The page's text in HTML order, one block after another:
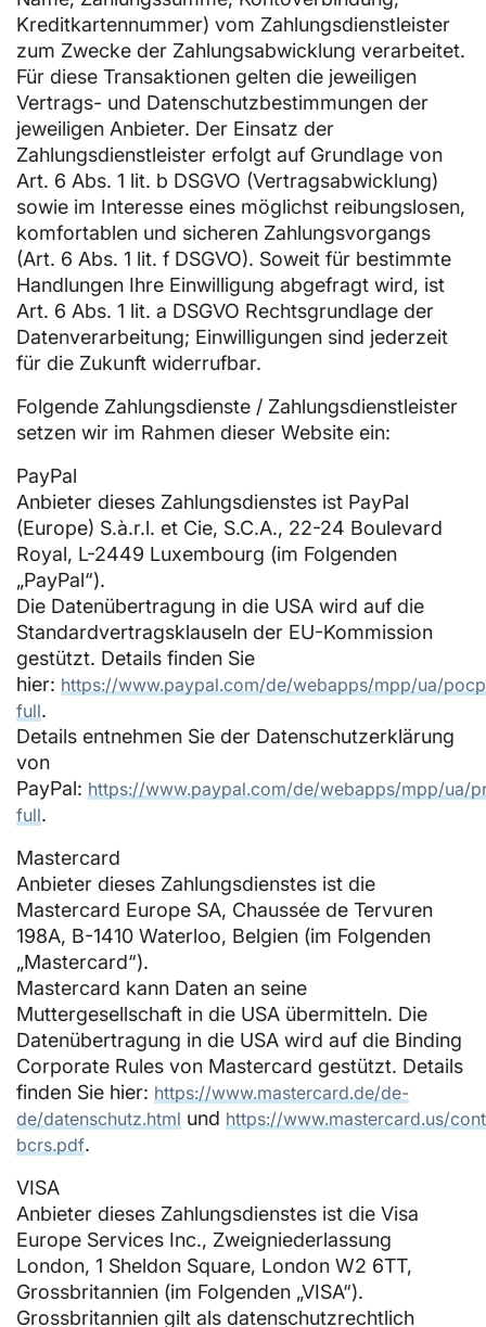
Kreditkartennummer) vom Zahlungsdienstleister
zum Zwecke der Zahlungsabwicklung verarbeitet.
Für diese Transaktionen gelten die jeweiligen
Vertrags- und Datenschutzbestimmungen der
jeweiligen Anbieter. Der Einsatz der
Zahlungsdienstleister erfolgt auf Grundlage von
Art. 6 Abs. 1 lit. b DSGVO (Vertragsabwicklung)
sowie im Interesse eines möglichst reibungslosen,
komfortablen und sicheren Zahlungsvorgangs
(Art. 6 Abs. 1 lit. f DSGVO). Soweit für bestimmte
Handlungen Ihre Einwilligung abgefragt wird, ist
Art. 6 Abs. 1 lit. a DSGVO Rechtsgrundlage der
Datenverarbeitung; Einwilligungen sind jederzeit
für die Zukunft widerrufbar.
Folgende Zahlungsdienste / Zahlungsdienstleister
setzen wir im Rahmen dieser Website ein:
PayPal
Anbieter dieses Zahlungsdienstes ist PayPal
(Europe) S.à.r.l. et Cie, S.C.A., 22-24 Boulevard
Royal, L-2449 Luxembourg (im Folgenden
„PayPal“).
Die Datenübertragung in die USA wird auf die
Standardvertragsklauseln der EU-Kommission
gestützt. Details finden Sie
hier: https://www.paypal.com/de/webapps/mpp/ua/
full.
Details entnehmen Sie der Datenschutzerklärung
von
PayPal: https://www.paypal.com/de/webapps/mpp/ua/
full.
Mastercard
Anbieter dieses Zahlungsdienstes ist die
Mastercard Europe SA, Chaussée de Tervuren
198A, B-1410 Waterloo, Belgien (im Folgenden
„Mastercard“).
Mastercard kann Daten an seine
Muttergesellschaft in die USA übermitteln. Die
Datenübertragung in die USA wird auf die Binding
Corporate Rules von Mastercard gestützt. Details
finden Sie hier: https://www.mastercard.de/de-
de/datenschutz.html und https://www.mastercard.us/
bcrs.pdf.
VISA
Anbieter dieses Zahlungsdienstes ist die Visa
Europe Services Inc., Zweigniederlassung
London, 1 Sheldon Square, London W2 6TT,
Grossbritannien (im Folgenden „VISA“).
Grossbritannien gilt als datenschutzrechtlich